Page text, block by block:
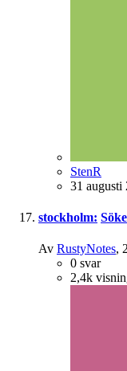
StenR
31 augusti
stockholm:
Av RustyNotes,
0 svar
2,4k